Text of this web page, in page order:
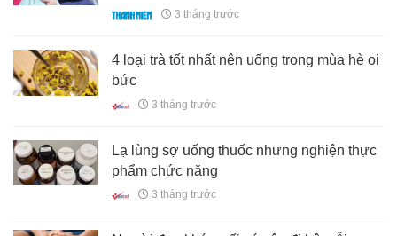
3 tháng trước
4 loại trà tốt nhất nên uống trong mùa hè oi
bức
3 tháng trước
Lạ lùng sợ uống thuốc nhưng nghiện thực
phẩm chức năng
3 tháng trước